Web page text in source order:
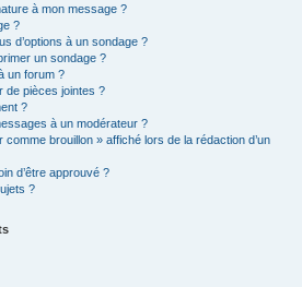
à mon message ?
?
d’options à un sondage ?
un sondage ?
un forum ?
de pièces jointes ?
?
à un modérateur ?
brouillon » affiché lors de la rédaction d’un
d’être approuvé ?
?